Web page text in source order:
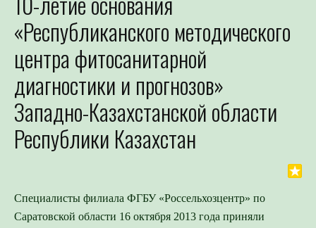
«Республиканского методического
центра фитосанитарной
диагностики и прогнозов»
Западно-Казахстанской области
Республики Казахстан
Специалисты филиала ФГБУ «Россельхозцентр» по
Саратовской области 16 октября 2013 года приняли